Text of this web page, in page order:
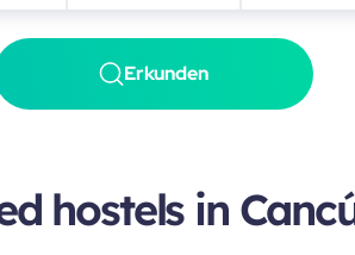
Erkunden
hostels in